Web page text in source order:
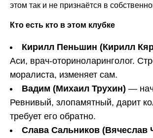
этом так и не признаётся в
Кто есть кто в этом клубке
Кирилл Пеньшин (Кирилл
Аси, врач-оториноларинголог.
моралиста, изменяет сам.
Вадим (Михаил Трухин) —
Ревнивый, злопамятный, дарит
требует его обратно.
Слава Сальников (Вячеслав